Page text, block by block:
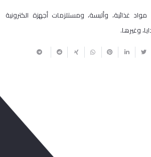
غذائية، وألبسة، ومستلزمات أجهزة الكترونية
وغيرها.